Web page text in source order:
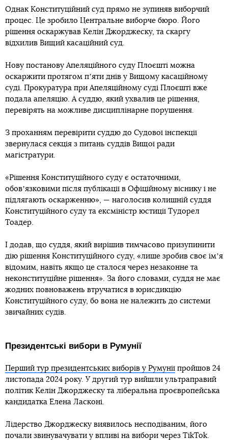
Однак Конституційний суд прямо не зупиняв виборчий
процес. Це зробило Центральне виборче бюро. Його
рішення оскаржував Келін Джорджеску, та скаргу
відхилив Вищий касаційний суд.
Нову постанову Апеляційного суду Плоєшті можна
оскаржити протягом пʼяти днів у Вищому касаційному
суді. Прокуратура при Апеляційному суді Плоєшті вже
подала апеляцію. А суддю, який ухвалив це рішення,
перевірять на можливе дисциплінарне порушення.
З проханням перевірити суддю до Судової інспекції
звернулася секція з питань суддів Вищої ради
магістратури.
«Рішення Конституційного суду є остаточними,
обовʼязковими після публікації в Офіційному віснику і не
підлягають оскарженню», — наголосив колишній суддя
Конституційного суду та ексміністр юстиції Тудорел
Тоадер.
І додав, що суддя, який вирішив тимчасово призупинити
дію рішення Конституційного суду, «лише зробив своє імʼя
відомим, навіть якщо це сталося через незаконне та
неконституційне рішення». За його словами, суддя не має
жодних повноважень втручатися в юрисдикцію
Конституційного суду, бо вона не належить до системи
звичайних судів.
Президентські вибори в Румунії
Перший тур президентських виборів у Румунії пройшов 24
листопада 2024 року. У другий тур вийшли ультраправий
політик Келін Джорджеску та ліберальна проєвропейська
кандидатка Елена Ласконі.
Лідерство Джорджеску виявилось несподіваним, його
почали звинувачувати у впливі на вибори через TikTok.